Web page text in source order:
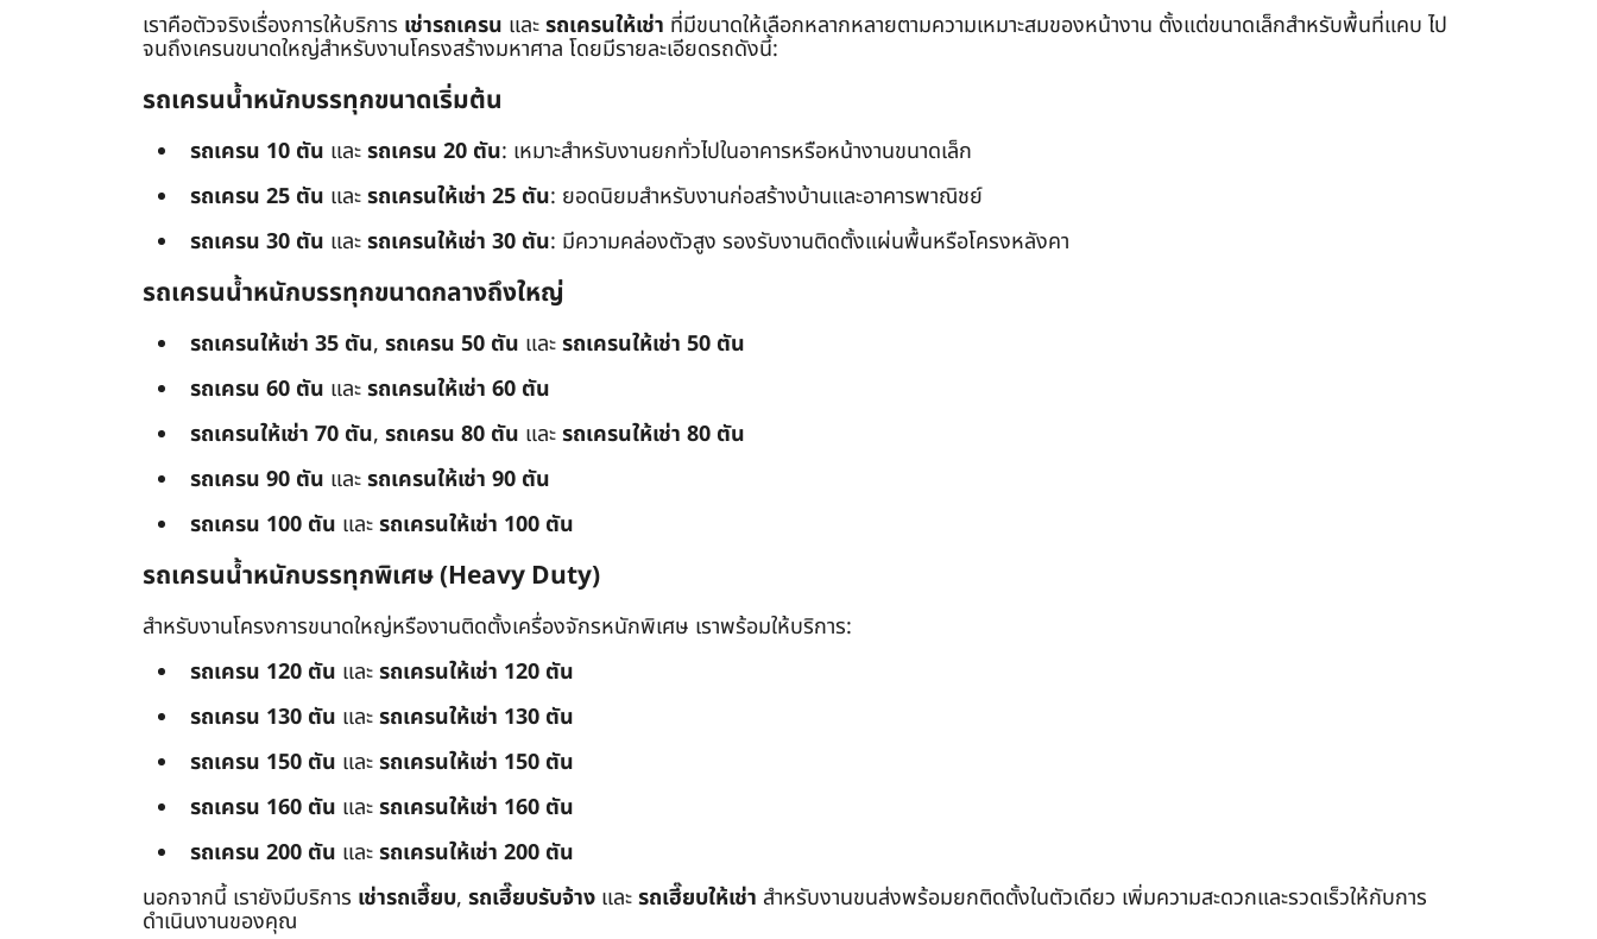
เราคือตัวจริงเรื่องการให้บริการ เช่ารถเครน และรถเครนให้เช่า ที่มีขนาดให้เลือกหลากหลายตามความเหมาะสมของหน้างาน ตั้งแต่ขนาดเล็กสำหรับพื้นที่แคบ ไป
จนถึงเครนขนาดใหญ่สำหรับงานโครงสร้างมหาศาล โดยมีรายละเอียดรถดังนี้:
รถเครนน้ำหนักบรรทุกขนาดเริ่มต้น
รถเครน 10 ตัน และรถเครน 20 ตัน: เหมาะสำหรับงานยกทั่วไปในอาคารหรือหน้างานขนาดเล็ก
รถเครน 25 ตัน และรถเครนให้เช่า 25 ตัน: ยอดนิยมสำหรับงานก่อสร้างบ้านและอาคารพาณิชย์
รถเครน 30 ตัน และรถเครนให้เช่า 30 ตัน: มีความคล่องตัวสูง รองรับงานติดตั้งแผ่นพื้นหรือโครงหลังคา
รถเครนน้ำหนักบรรทุกขนาดกลางถึงใหญ่
รถเครนให้เช่า 35 ตัน, รถเครน 50 ตัน และรถเครนให้เช่า 50 ตัน
รถเครน 60 ตัน และรถเครนให้เช่า 60 ตัน
รถเครนให้เช่า 70 ตัน, รถเครน 80 ตัน และรถเครนให้เช่า 80 ตัน
รถเครน 90 ตัน และรถเครนให้เช่า 90 ตัน
รถเครน 100 ตัน และรถเครนให้เช่า 100 ตัน
รถเครนน้ำหนักบรรทุกพิเศษ (Heavy Duty)
สำหรับงานโครงการขนาดใหญ่หรืองานติดตั้งเครื่องจักรหนักพิเศษ เราพร้อมให้บริการ:
รถเครน 120 ตัน และรถเครนให้เช่า 120 ตัน
รถเครน 130 ตัน และรถเครนให้เช่า 130 ตัน
รถเครน 150 ตัน และรถเครนให้เช่า 150 ตัน
รถเครน 160 ตัน และรถเครนให้เช่า 160 ตัน
รถเครน 200 ตัน และรถเครนให้เช่า 200 ตัน
นอกจากนี้ เรายังมีบริการ เช่ารถเฮี๊ยบ, รถเฮี๊ยบรับจ้าง และรถเฮี๊ยบให้เช่า สำหรับงานขนส่งพร้อมยกติดตั้งในตัวเดียว เพิ่มความสะดวกและรวดเร็วให้กับการ
ดำเนินงานของคุณ